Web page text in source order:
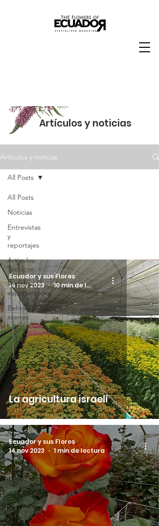
Artículos y noticias
Artículos y noticias
All Posts
Noticias
Entrevistas
y
reportajes
Artículos
Técnicos
Artículos
especializados
Behind the
scenes
All Posts
All Posts
La agricultura israelí
Ecuador y sus Flores
14 nov 2023
10 min de lectura
Ecuador y sus Flores
14 nov 2023
1 min de lectura